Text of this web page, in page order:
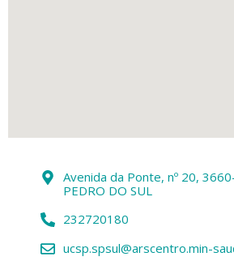
Avenida da Ponte, nº 20,
PEDRO DO SUL
232720180
ucsp.spsul@arscentro.min-